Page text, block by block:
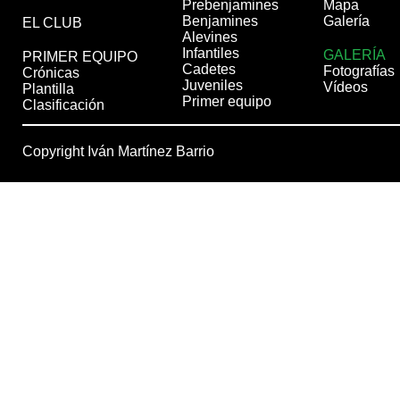
EL CLUB
PRIMER EQUIPO
Crónicas
Plantilla
Clasificación
Prebenjamines
Benjamines
Alevines
Infantiles
Cadetes
Juveniles
Primer equipo
Mapa
Galería
GALERÍA
Fotografías
Vídeos
Copyright Iván Martínez Barrio